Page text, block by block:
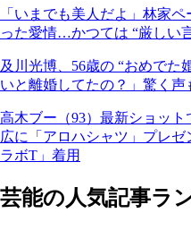
「いまでも美人だよ」林家
った愛情…かつては “厳しい
及川光博、56歳の “おめで
いと離婚してたの？」驚く声
高木ブー（93）最新ショッ
広に「アロハシャツ」プレ
ラボT」着用
芸能の人気記事ラ